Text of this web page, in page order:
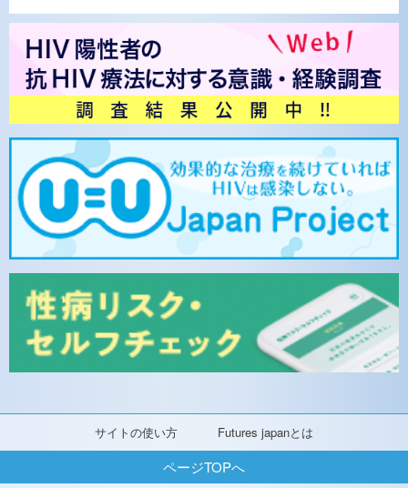
サイトの使い方 Futures japanとは
ページTOPへ